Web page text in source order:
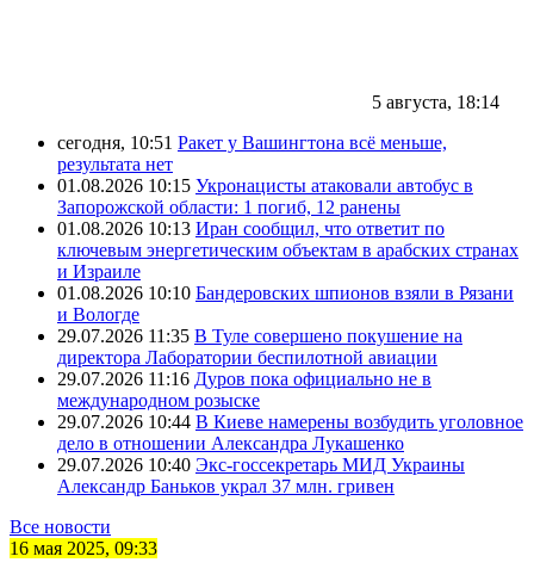
5 августа, 18:14
сегодня, 10:51 Ракет у Вашингтона всё меньше,
результата нет
01.08.2026 10:15 Укронацисты атаковали автобус в
Запорожской области: 1 погиб, 12 ранены
01.08.2026 10:13 Иран сообщил, что ответит по
ключевым энергетическим объектам в арабских странах
и Израиле
01.08.2026 10:10 Бандеровских шпионов взяли в Рязани
и Вологде
29.07.2026 11:35 В Туле совершено покушение на
директора Лаборатории беспилотной авиации
29.07.2026 11:16 Дуров пока официально не в
международном розыске
29.07.2026 10:44 В Киеве намерены возбудить уголовное
дело в отношении Александра Лукашенко
29.07.2026 10:40 Экс-госсекретарь МИД Украины
Александр Баньков украл 37 млн. гривен
Все новости
16 мая 2025, 09:33